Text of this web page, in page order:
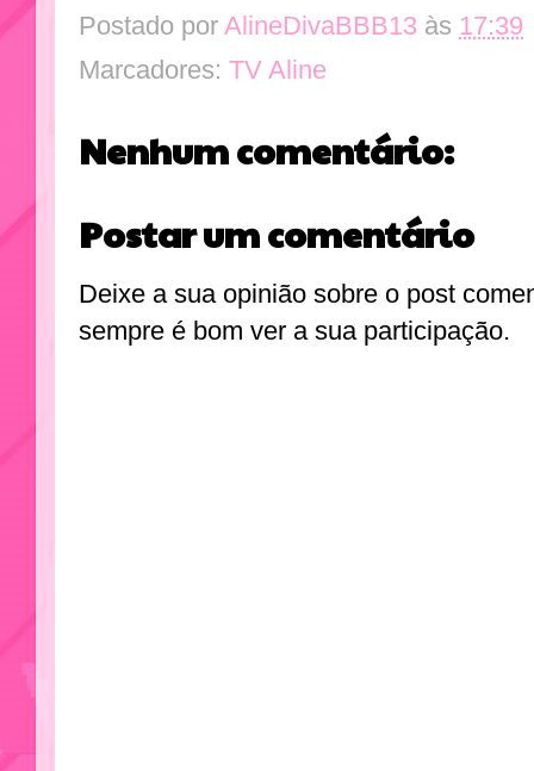
Postado por AlineDivaBBB13 às 17:39
Marcadores: TV Aline
Nenhum comentário:
Postar um comentário
Deixe a sua opinião sobre o post
sempre é bom ver a sua participação.